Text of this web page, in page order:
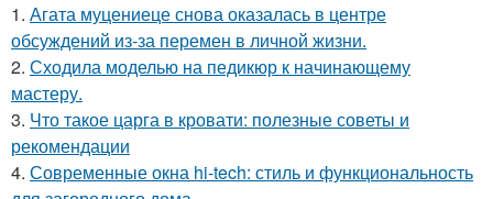
1. Агата муцениеце снова оказалась в центре
обсуждений из-за перемен в личной жизни.
2. Сходила моделью на педикюр к начинающему
мастеру.
3. Что такое царга в кровати: полезные советы и
рекомендации
4. Современные окна hi-tech: стиль и функциональность